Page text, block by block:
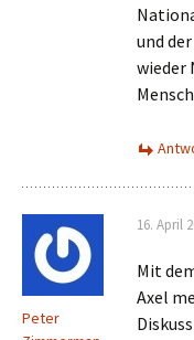
und
wieder
Peter
16. April
Mit
Axel